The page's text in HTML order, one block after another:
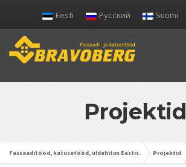
Eesti Русский Suomi
Projektid
Fassaaditööd, katusetööd, üldehitus Eestis. Projektid